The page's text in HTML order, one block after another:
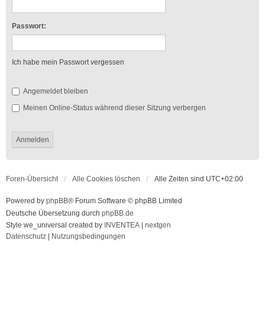
Passwort:
Ich habe mein Passwort vergessen
Angemeldet bleiben
Meinen Online-Status während dieser Sitzung verbergen
Foren-Übersicht Alle Cookies löschen Alle Zeiten sind UTC+02:00
Powered by phpBB® Forum Software © phpBB Limited
Deutsche Übersetzung durch phpBB.de
Style we_universal created by INVENTEA
nextgen
Datenschutz
Nutzungsbedingungen